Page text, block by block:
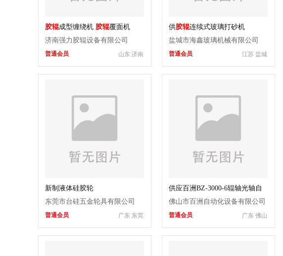
胶辊成型缠绕机 胶辊覆面机
济南强力胶辊设备有限公司
山东 济南
普通会员
供胶辊连续式玻璃打砂机
盐城市海鑫玻璃机械有限公司
江苏 盐城
普通会员
新制液体硅胶轮
东莞市台硅五金轮具有限公司
广东 东莞
普通会员
供应百洲BZ-3000-6辊轴光轴自
动喷砂机
佛山市百洲自动化设备有限公司
广东 佛山
普通会员